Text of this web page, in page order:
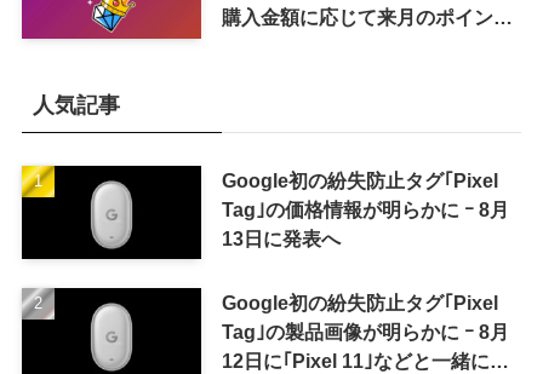
購入金額に応じて来月のポイント
人気記事
Google初の紛失防止タグ｢Pixel
Tag｣の価格情報が明らかに ｰ 8月
13日に発表へ
Google初の紛失防止タグ｢Pixel
Tag｣の製品画像が明らかに ｰ 8月
12日に｢Pixel 11｣などと一緒に発